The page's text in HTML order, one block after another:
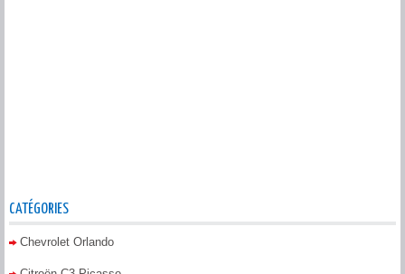
CATÉGORIES
Chevrolet Orlando